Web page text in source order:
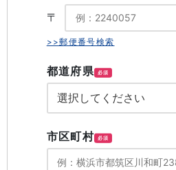
〒
>>郵便番号検索
都道府県 必須
市区町村 必須